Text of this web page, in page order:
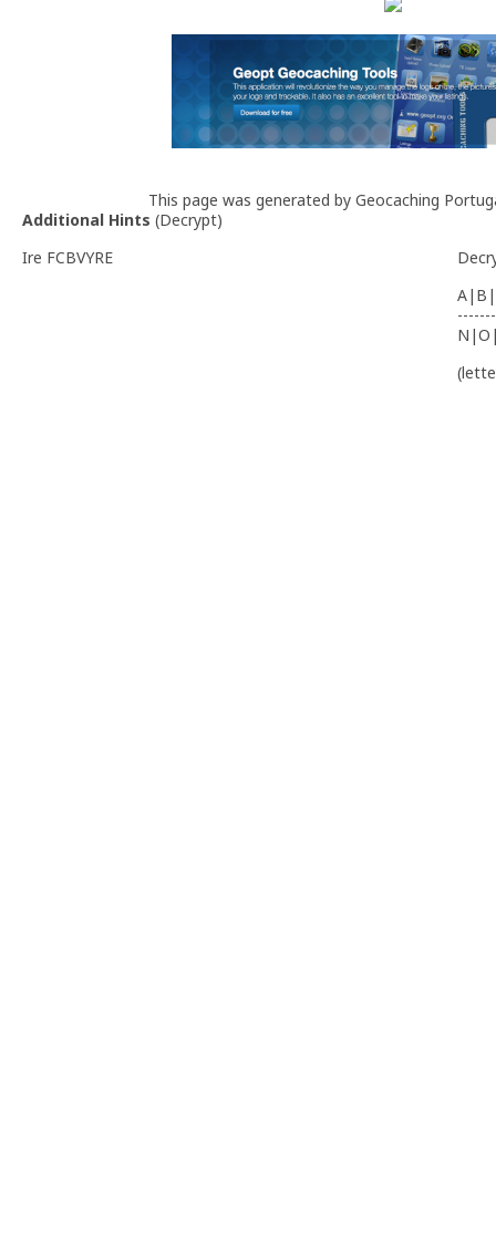
This page was generated by Geocaching
Additional Hints (Decrypt)
Ire FCBVYRE